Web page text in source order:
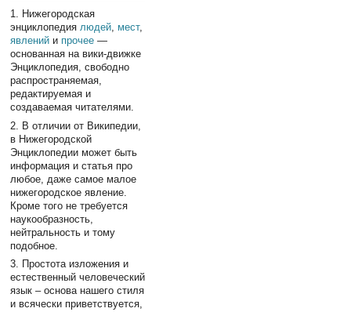
1. Нижегородская
энциклопедиялюдей, мест,
явлений и прочее —
основанная на вики-движке
Энциклопедия, свободно
распространяемая,
редактируемая и
создаваемая читателями.
2. В отличии от Википедии,
в Нижегородской
Энциклопедии может быть
информация и статья про
любое, даже самое малое
нижегородское явление.
Кроме того не требуется
наукообразность,
нейтральность и тому
подобное.
3. Простота изложения и
естественный человеческий
язык – основа нашего стиля
и всячески приветствуется,